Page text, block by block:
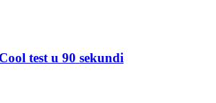
test u 90 sekundi